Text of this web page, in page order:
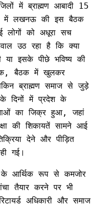
में ब्राह्मण आबादी 15
में लखनऊ की इस बैठक
लोगों को अधूरा सच
उठ रहा है कि क्या
या इसके पीछे भविष्य की
बैठक में खुलकर
ब्राह्मण समाज से जुड़े
के दिनों में प्रदेश के
का जिक्र हुआ, जहां
की शिकायतें सामने आई
देने और पीड़ित
गई।
के आर्थिक रूप से कमजोर
तैयार करने पर भी
अधिकारी और समाज